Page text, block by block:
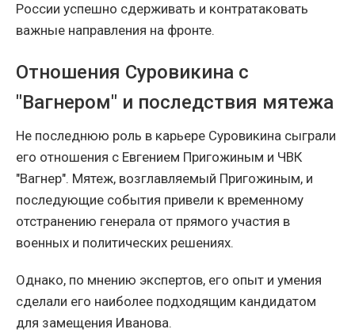
России успешно сдерживать и контратаковать
важные направления на фронте.
Отношения Суровикина с
"Вагнером" и последствия мятежа
Не последнюю роль в карьере Суровикина сыграли
его отношения с Евгением Пригожиным и ЧВК
"Вагнер". Мятеж, возглавляемый Пригожиным, и
последующие события привели к временному
отстранению генерала от прямого участия в
военных и политических решениях.
Однако, по мнению экспертов, его опыт и умения
сделали его наиболее подходящим кандидатом
для замещения Иванова.